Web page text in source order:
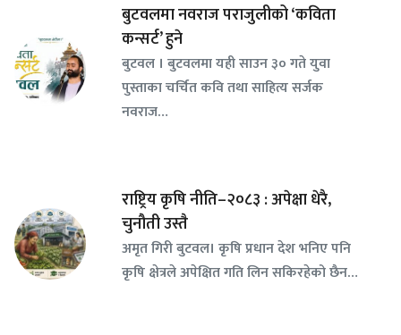
बुटवलमा नवराज पराजुलीको ‘कविता
कन्सर्ट’ हुने
बुटवल । बुटवलमा यही साउन ३० गते युवा
पुस्ताका चर्चित कवि तथा साहित्य सर्जक
नवराज…
राष्ट्रिय कृषि नीति–२०८३ : अपेक्षा धेरै,
चुनौती उस्तै
अमृत गिरी बुटवल। कृषि प्रधान देश भनिए पनि
कृषि क्षेत्रले अपेक्षित गति लिन सकिरहेको छैन…